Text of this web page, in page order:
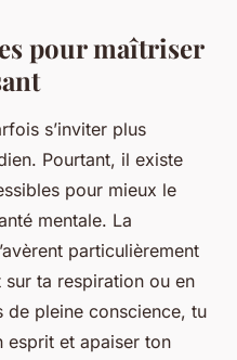
pour maîtriser
s’inviter plus
Pourtant, il existe
pour mieux le
mentale. La
particulièrement
ta respiration ou en
de pleine conscience, tu
esprit et apaiser ton